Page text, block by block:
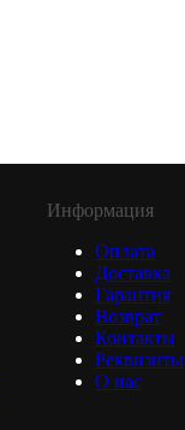
Информация
Оплата
Доставка
Гарантия
Возврат
Контакты
Реквизиты
О нас